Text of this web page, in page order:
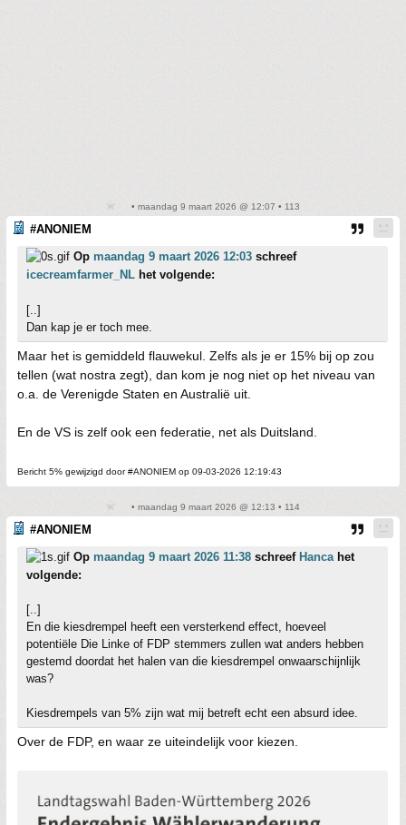
• maandag 9 maart 2026 @ 12:07 • 113
#ANONIEM
Op maandag 9 maart 2026 12:03 schreef
icecreamfarmer_NL het volgende:
[..]
Dan kap je er toch mee.
Maar het is gemiddeld flauwekul. Zelfs als je er 15% bij op zou
tellen (wat nostra zegt), dan kom je nog niet op het niveau van
o.a. de Verenigde Staten en Australië uit.
En de VS is zelf ook een federatie, net als Duitsland.
Bericht 5% gewijzigd door #ANONIEM op 09-03-2026 12:19:43
• maandag 9 maart 2026 @ 12:13 • 114
#ANONIEM
Op maandag 9 maart 2026 11:38 schreef Hancahet
volgende:
[..]
En die kiesdrempel heeft een versterkend effect, hoeveel
potentiële Die Linke of FDP stemmers zullen wat anders hebben
gestemd doordat het halen van die kiesdrempel onwaarschijnlijk
was?
Kiesdrempels van 5% zijn wat mij betreft echt een absurd idee.
Over de FDP, en waar ze uiteindelijk voor kiezen.